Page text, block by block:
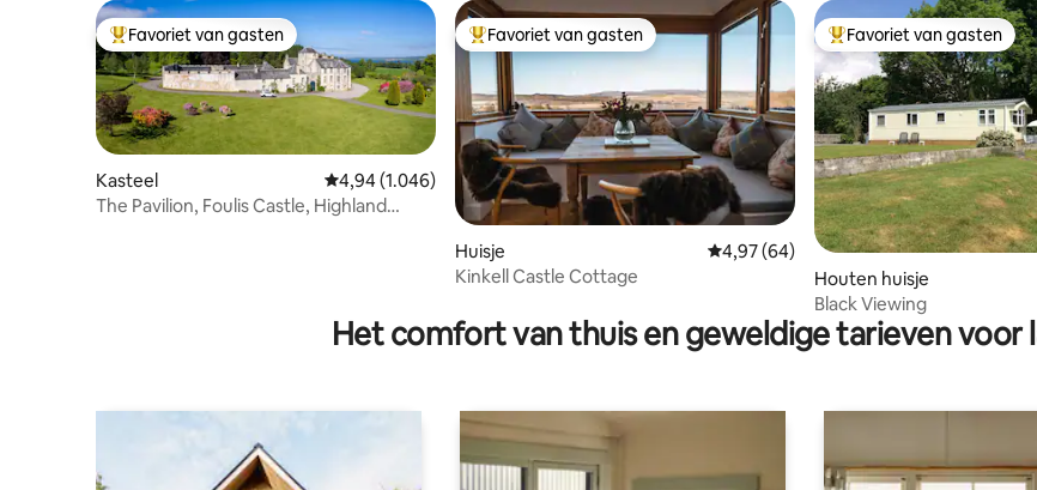
Topfavoriet van gasten
Favoriet van gasten
Kasteel Gemiddelde beoordeling van 4,94 op 5, 1.046 recensies
4,94 (1.046)
The Pavilion, Foulis Castle, Highland
Topfavoriet van gasten
Favoriet van gasten
Huisje Gemiddelde beoordeling van 4,97 op 5,
4,97 (64)
Kinkell Castle Cottage
Topfavoriet van gasten
Favoriet van gasten
Houten huisje
Black Viewing
Het comfort van thuis en geweldige tarieven voor